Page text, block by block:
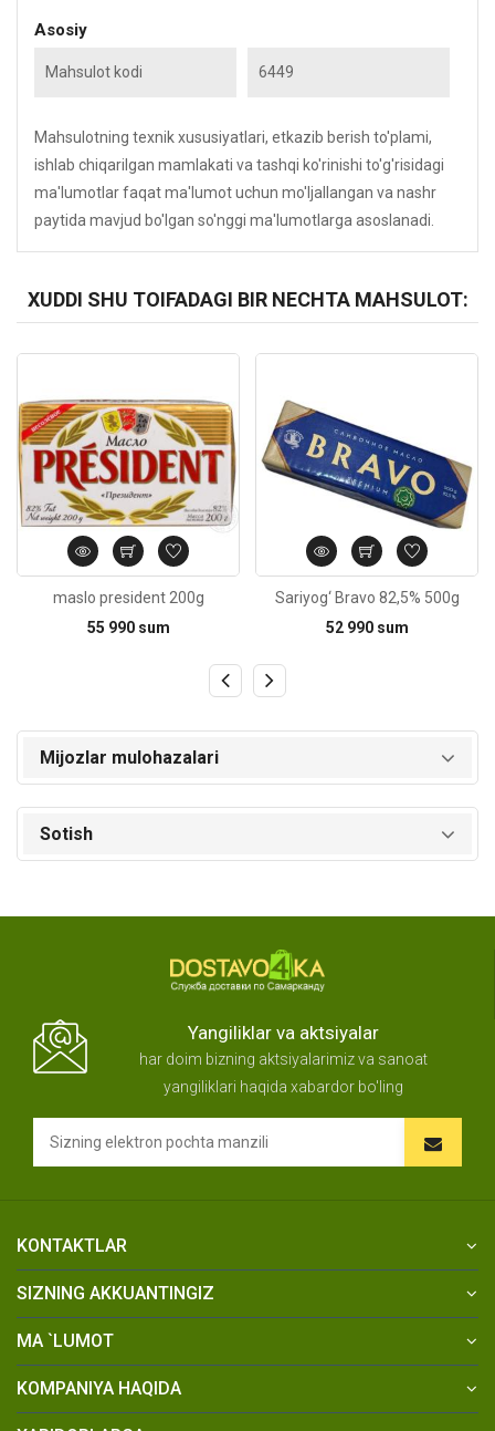
Asosiy
Mahsulot kodi 6449
Mahsulotning texnik xususiyatlari, etkazib berish to'plami,
ishlab chiqarilgan mamlakati va tashqi ko'rinishi to'g'risidagi
ma'lumotlar faqat ma'lumot uchun mo'ljallangan va nashr
paytida mavjud bo'lgan so'nggi ma'lumotlarga asoslanadi.
XUDDI SHU TOIFADAGI BIR NECHTA MAHSULOT:
maslo president 200g
55 990 sum
Sariyog‘ Bravo 82,5% 500g
52 990 sum
Mijozlar mulohazalari
Sotish
Yangiliklar va aktsiyalar
har doim bizning aktsiyalarimiz va sanoat
yangiliklari haqida xabardor bo'ling
KONTAKTLAR
SIZNING AKKUANTINGIZ
MA `LUMOT
KOMPANIYA HAQIDA